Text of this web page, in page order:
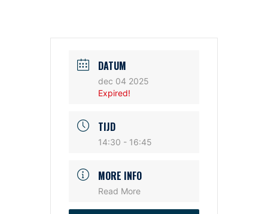
DATUM
dec 04 2025
Expired!
TIJD
14:30 - 16:45
MORE INFO
Read More